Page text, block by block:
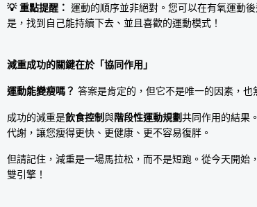
💡 重點提醒： 運動的順序並非絕對。您可以在有氧運動
是，找到自己能持續下去、並且喜歡的運動模式！
減重成功的關鍵在於「協同作用」
運動能變瘦嗎？ 答案是肯定的，但它不是唯一的因素，也
成功的減重是飲食控制與階段性運動規劃共同作用的結果
代謝，讓您瘦得更快、更健康、更不容易復胖。
但請記住，減重是一場馬拉松，而不是短跑。從今天開
雙引擎！